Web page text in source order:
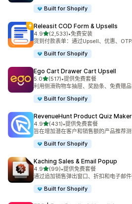
Built for Shopify
Releasit COD Form & Upsells
4.9星（满分 5 星）
(2,533)
总共 2533 条评论
•免费安装
货到付款表单：通过Upsell、优惠、
Built for Shopify
Ego Cart Drawer Cart Upsell
5.0星（满分 5 星）
(517)
总共 517 条评论
•提供免费套餐
利用侧滑购物车抽屉、奖励条、免费赠
Built for Shopify
RevenueHunt Product Quiz Maker
4.9星（满分 5 星）
(431)
总共 431 条评论
•提供免费套餐
旨在增加潜在客户和销售额的产品推荐
Built for Shopify
Kaching Sales & Email Popup
4.9星（满分 5 星）
(99)
总共 99 条评论
•提供免费套餐
通过追加销售弹出窗口、折扣和电子邮
Built for Shopify